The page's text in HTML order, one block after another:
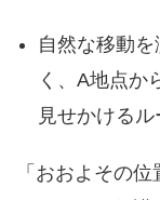
自然な移動
く、A地点か
見せかけるル
「おおよその